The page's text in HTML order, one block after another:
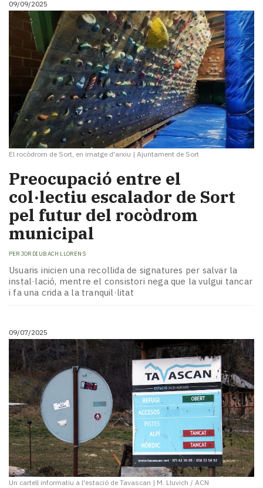
i
turisme
Cultura
Esports
Mai
tant!
TV
mitjans
El
temps
Reportatges
Entrevistes
Enquestes
A
escena!
Dis
la
teva!
Subscriptors
La
newsletter
Contingut
patrocinat
Lo
més
llegit...
Editorial
09/09/2025
El rocòdrom de Sort, en imatge d'arxiu | Ajuntament de Sort
Preocupació entre el
col·lectiu escalador de Sort
pel futur del rocòdrom
municipal
PER JORDI UBACH LLORENS
Usuaris inicien una recollida de signatures per salvar la
instal·lació, mentre el consistori nega que la vulgui tancar
i fa una crida a la tranquil·litat
09/07/2025
Un cartell informatiu a l'estació de Tavascan | M. Lluvich / ACN